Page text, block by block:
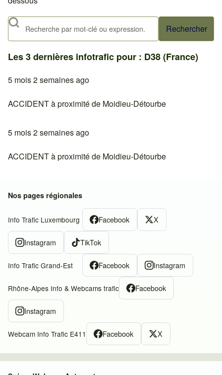
Rechercher
Les 3 dernières infotrafic pour : D38 (France)
5 mois 2 semaines ago
ACCIDENT à proximité de Moidieu-Détourbe
5 mois 2 semaines ago
ACCIDENT à proximité de Moidieu-Détourbe
Nos pages régionales
Info Trafic Luxembourg Facebook X
Instagram TikTok
Info Trafic Grand-Est Facebook Instagram
Rhône-Alpes Info & Webcams trafic Facebook
Instagram
Webcam Info Trafic E411 Facebook X